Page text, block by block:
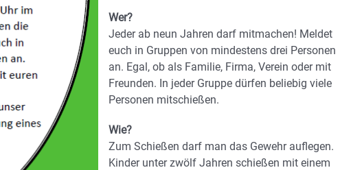
Wer?
Jeder ab neun Jahren darf mitmachen! Meldet
euch in Gruppen von mindestens drei Personen
an. Egal, ob als Familie, Firma, Verein oder mit
Freunden. In jeder Gruppe dürfen beliebig viele
Personen mitschießen.
Wie?
Zum Schießen darf man das Gewehr auflegen.
Kinder unter zwölf Jahren schießen mit einem